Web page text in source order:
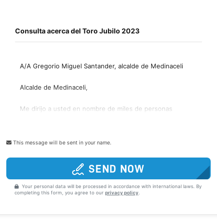
This message will be sent in your name.
SEND NOW
Your personal data will be processed in accordance with international laws. By
completing this form, you agree to our privacy policy